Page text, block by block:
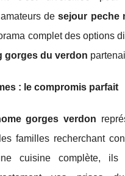
desejour peche
complet des options
gorges du verdon
: le compromis parfait
gorges verdon
familles recherchant
cuisine complète, ils